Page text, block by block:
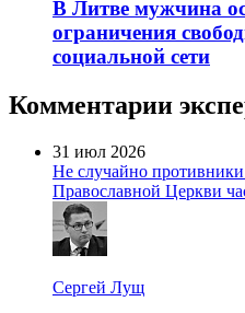
В Литве мужчина
ограничения
социальной сети
Комментарии
31 июл 2026
Не случайно
Православной Церкви
Сергей Лущ